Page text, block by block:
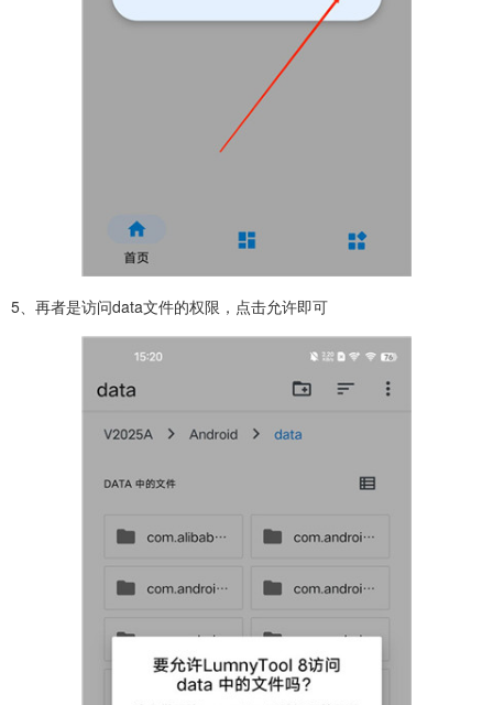
5、再者是访问data文件的权限，点击允许即可